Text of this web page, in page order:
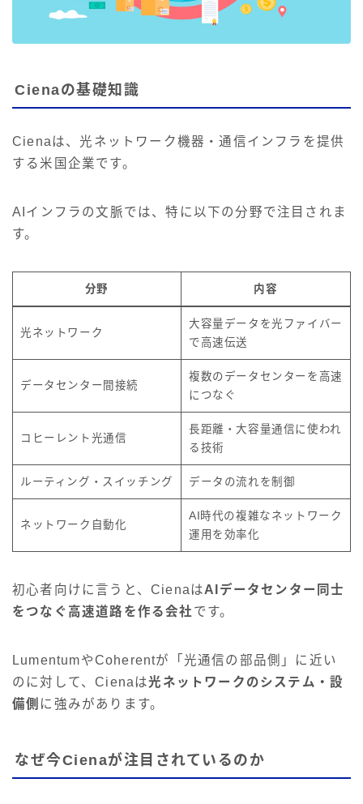
Cienaの基礎知識
Cienaは、光ネットワーク機器・通信インフラを提供
する米国企業です。
AIインフラの文脈では、特に以下の分野で注目されま
す。
分野 内容
光ネットワーク
大容量データを光ファイバー
で高速伝送
データセンター間接続
複数のデータセンターを高速
につなぐ
コヒーレント光通信
長距離・大容量通信に使われ
る技術
ルーティング・スイッチング データの流れを制御
ネットワーク自動化
AI時代の複雑なネットワーク
運用を効率化
初心者向けに言うと、CienaはAIデータセンター同士
をつなぐ高速道路を作る会社 です。
LumentumやCoherentが「光通信の部品側」に近い
のに対して、Cienaは光ネットワークのシステム・設
備側 に強みがあります。
なぜ今Cienaが注目されているのか